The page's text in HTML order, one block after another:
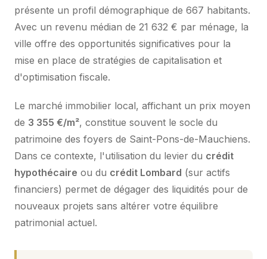
présente un profil démographique de 667 habitants.
Avec un revenu médian de 21 632 € par ménage, la
ville offre des opportunités significatives pour la
mise en place de stratégies de capitalisation et
d'optimisation fiscale.
Le marché immobilier local, affichant un prix moyen
de 3 355 €/m², constitue souvent le socle du
patrimoine des foyers de Saint-Pons-de-Mauchiens.
Dans ce contexte, l'utilisation du levier du crédit
hypothécaire ou du crédit Lombard (sur actifs
financiers) permet de dégager des liquidités pour de
nouveaux projets sans altérer votre équilibre
patrimonial actuel.